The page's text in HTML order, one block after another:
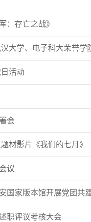
：存亡之战》
大学、电子科大荣誉学
活动
会
材影片《我们的七月》
议
国家版本馆开展党团共
职评议考核大会